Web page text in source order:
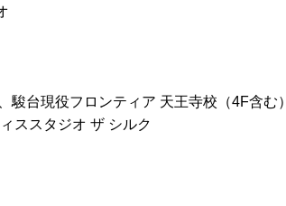
台現役フロンティア 天王寺校（4F含む）
ススタジオ ザ シルク